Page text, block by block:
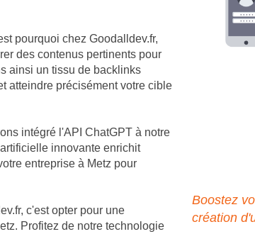
pourquoi chez Goodalldev.fr,
des contenus pertinents pour
ainsi un tissu de backlinks
atteindre précisément votre cible
intégré l'API ChatGPT à notre
innovante enrichit
entreprise à Metz pour
c'est opter pour une
Profitez de notre technologie
Boostez
création